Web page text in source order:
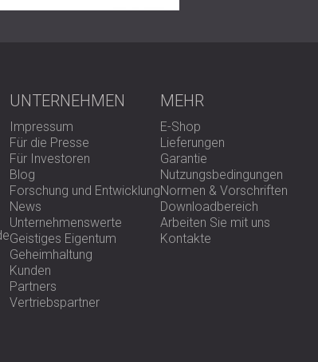
UNTERNEHMEN
Impressum
Für die Presse
Für Investoren
Blog
Forschung und Entwicklung
News
Unternehmenswerte
Geistiges Eigentum
Geheimhaltung
Kunden
Partners
Vertriebspartner
MEHR
E-Shop
Lieferungen
Garantie
Nutzungsbedingungen
Normen & Vorschriften
Downloadbereich
Arbeiten Sie mit uns
Kontakte